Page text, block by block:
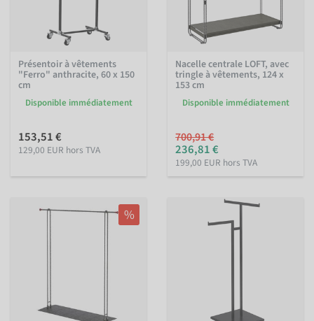
Présentoir à vêtements
"Ferro" anthracite, 60 x 150
cm
Disponible immédiatement
153,51 €
129,00 EUR hors TVA
Nacelle centrale LOFT, avec
tringle à vêtements, 124 x
153 cm
Disponible immédiatement
700,91 €
236,81 €
199,00 EUR hors TVA
%